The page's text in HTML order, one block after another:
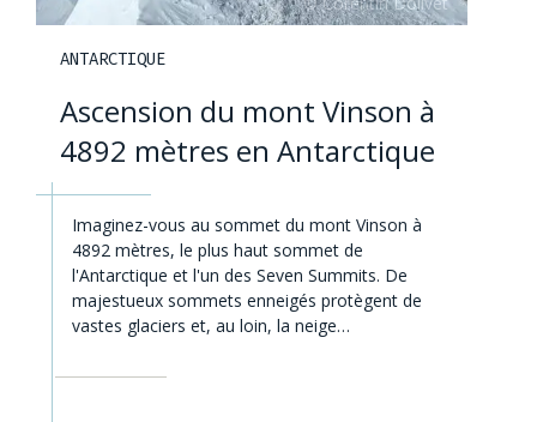
ANTARCTIQUE
Ascension du mont Vinson à
4892 mètres en Antarctique
Imaginez-vous au sommet du mont Vinson à
4892 mètres, le plus haut sommet de
l'Antarctique et l'un des Seven Summits. De
majestueux sommets enneigés protègent de
vastes glaciers et, au loin, la neige…